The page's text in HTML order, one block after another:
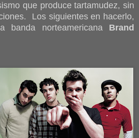
que produce tartamudez, sin
Los siguientes en hacerlo,
banda norteamericana Brand